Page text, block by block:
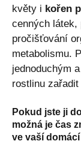
květy i kořen
cenných látek,
pročišťování
metabolismu.
jednoduchým
rostlinu
Pokud jste ji
možná je čas
ve vaší